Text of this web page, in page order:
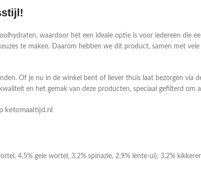
waardoor het een ideale optie is voor iedereen die
te maken. Daarom hebben we dit product, samen met
Of je nu in de winkel bent of liever thuis laat bezorgen via
en het gemak van deze producten, speciaal gefilterd
ketomaaltijd.nl
4,5% gele wortel, 3,2% spinazie, 2,9% lente-ui), 3,2%